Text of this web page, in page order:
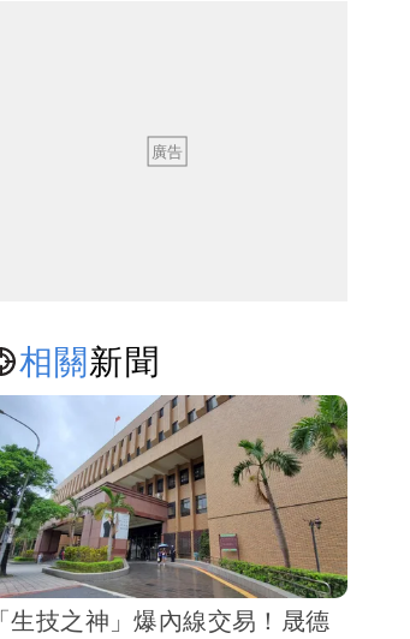
相關新聞
「生技之神」爆內線交易！晟德